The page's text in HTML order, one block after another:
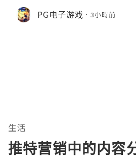
PG电子游戏 3小時前
生活
推特营销中的内容